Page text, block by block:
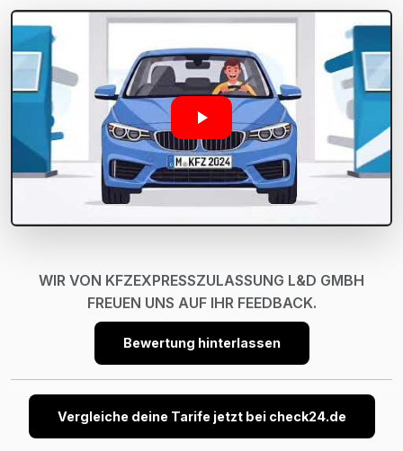
WIR VON KFZEXPRESSZULASSUNG L&D GMBH
FREUEN UNS AUF IHR FEEDBACK.
Bewertung hinterlassen
Vergleiche deine Tarife jetzt bei check24.de